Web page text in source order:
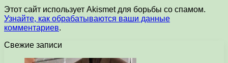
Этот сайт использует Akismet для борьбы со спамом.
Узнайте, как обрабатываются ваши данные
комментариев.
Свежие записи